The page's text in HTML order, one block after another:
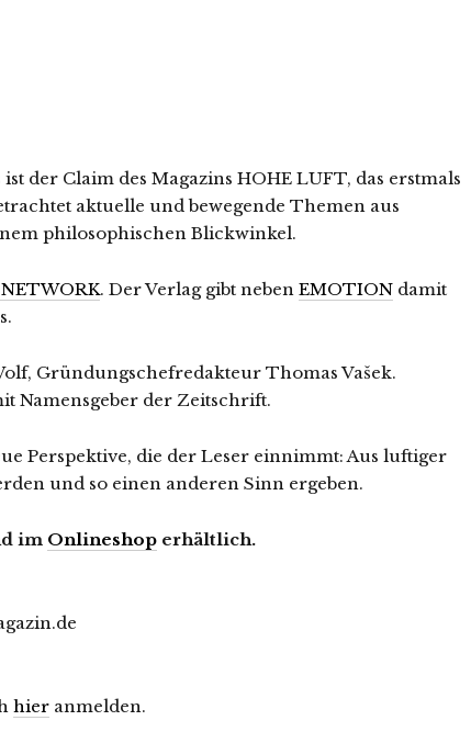
der Claim des Magazins HOHE LUFT, das erstmals
aktuelle und bewegende Themen aus
philosophischen Blickwinkel.
. Der Verlag gibt neben EMOTION damit
Gründungschefredakteur Thomas Vašek.
Namensgeber der Zeitschrift.
Perspektive, die der Leser einnimmt: Aus luftiger
und so einen anderen Sinn ergeben.
im Onlineshop erhältlich.
hier anmelden.